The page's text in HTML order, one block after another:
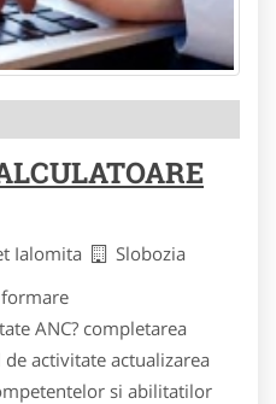
Ialomita
Slobozia
ANC? completarea
activitate actualizarea
si abilitatilor